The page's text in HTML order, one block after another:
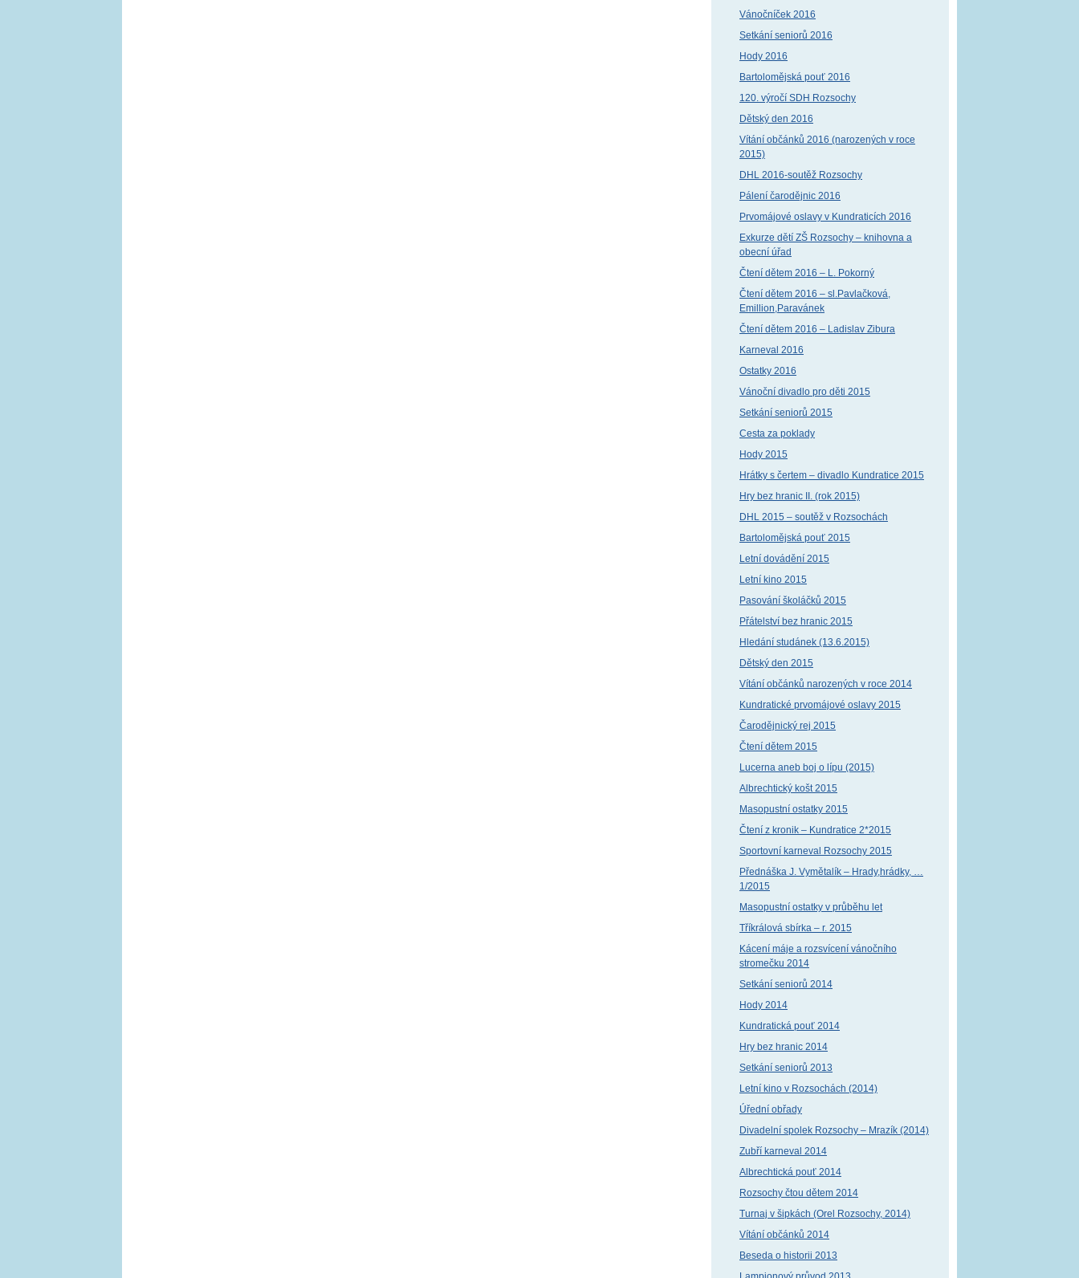
Vánočníček 2016
Setkání seniorů 2016
Hody 2016
Bartolomějská pouť 2016
120. výročí SDH Rozsochy
Dětský den 2016
Vítání občánků 2016 (narozených v roce
2015)
DHL 2016-soutěž Rozsochy
Pálení čarodějnic 2016
Prvomájové oslavy v Kundraticích 2016
Exkurze dětí ZŠ Rozsochy – knihovna a
obecní úřad
Čtení dětem 2016 – L. Pokorný
Čtení dětem 2016 – sl.Pavlačková,
Emillion,Paravánek
Čtení dětem 2016 – Ladislav Zibura
Karneval 2016
Ostatky 2016
Vánoční divadlo pro děti 2015
Setkání seniorů 2015
Cesta za poklady
Hody 2015
Hrátky s čertem – divadlo Kundratice 2015
Hry bez hranic II. (rok 2015)
DHL 2015 – soutěž v Rozsochách
Bartolomějská pouť 2015
Letní dovádění 2015
Letní kino 2015
Pasování školáčků 2015
Přátelství bez hranic 2015
Hledání studánek (13.6.2015)
Dětský den 2015
Vítání občánků narozených v roce 2014
Kundratické prvomájové oslavy 2015
Čarodějnický rej 2015
Čtení dětem 2015
Lucerna aneb boj o lípu (2015)
Albrechtický košt 2015
Masopustní ostatky 2015
Čtení z kronik – Kundratice 2*2015
Sportovní karneval Rozsochy 2015
Přednáška J. Vymětalík – Hrady,hrádky, …
1/2015
Masopustní ostatky v průběhu let
Tříkrálová sbírka – r. 2015
Kácení máje a rozsvícení vánočního
stromečku 2014
Setkání seniorů 2014
Hody 2014
Kundratická pouť 2014
Hry bez hranic 2014
Setkání seniorů 2013
Letní kino v Rozsochách (2014)
Úřední obřady
Divadelní spolek Rozsochy – Mrazík (2014)
Zubří karneval 2014
Albrechtická pouť 2014
Rozsochy čtou dětem 2014
Turnaj v šipkách (Orel Rozsochy, 2014)
Vítání občánků 2014
Beseda o historii 2013